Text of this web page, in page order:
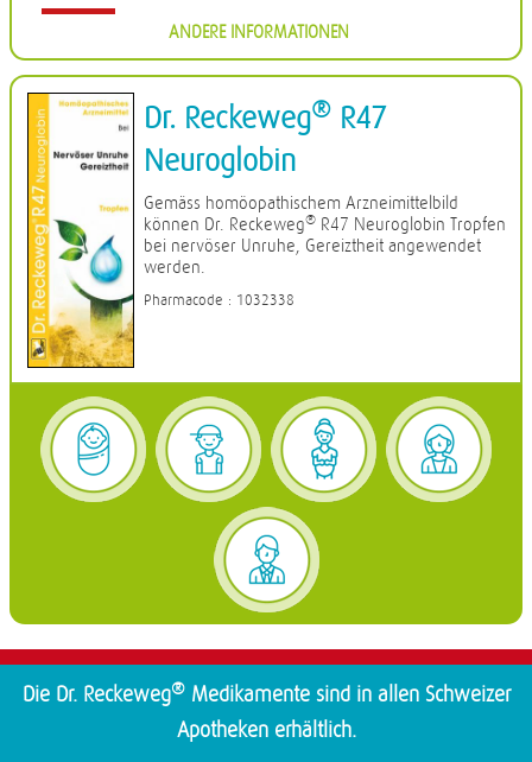
ANDERE INFORMATIONEN
Dr. Reckeweg® R47
Neuroglobin
Gemäss homöopathischem Arzneimittelbild
können Dr. Reckeweg® R47 Neuroglobin Tropfen
bei nervöser Unruhe, Gereiztheit angewendet
werden.
Pharmacode : 1032338
Die Dr. Reckeweg®Medikamente sind in allen Schweizer
Apotheken erhältlich.